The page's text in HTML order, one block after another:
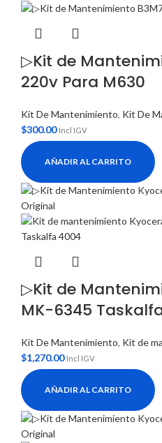
▷Kit de
220v Para M630
Kit De Mantenimiento, Kit De
$300.00 Incl IGV
AÑADIR AL CARRITO
▷Kit de
MK-6345
Kit De Mantenimiento, Kit de
$1,270.00 Incl IGV
AÑADIR AL CARRITO